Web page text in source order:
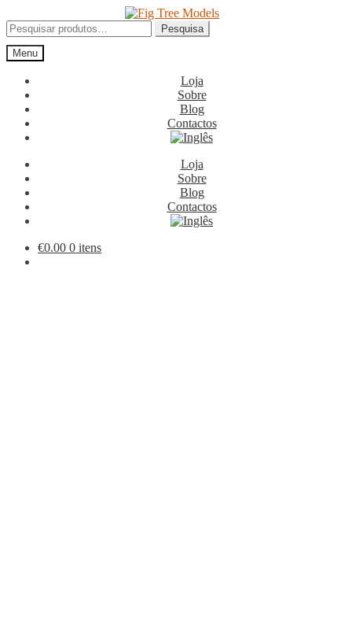
para
a
navegação
para
o
conteúdo
Pesquisar
por:
Pesquisa
Menu
Loja
Sobre
Blog
Contactos
Loja
Sobre
Blog
Contactos
€0.00 0 itens